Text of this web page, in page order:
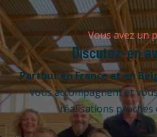
Vous avez un
Discutez-en
Partout en Franceet en
vous accompagnent et
réalisations proches